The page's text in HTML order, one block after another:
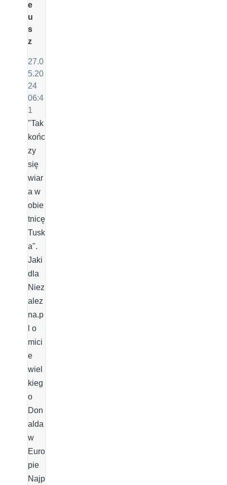
e
u
s
z
27.0
5.20
24
06:4
1
"Tak
końc
zy
się
wiar
a w
obie
tnicę
Tusk
a".
Jaki
dla
Niez
alez
na.p
l o
mici
e
wiel
kieg
o
Don
alda
w
Euro
pie
Najp